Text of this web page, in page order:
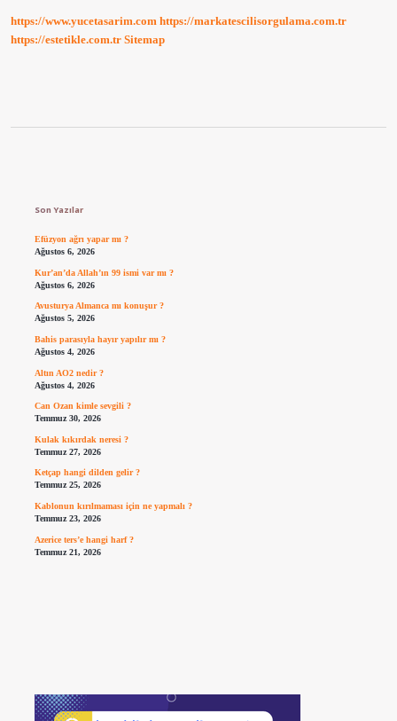
https://www.yucetasarim.com https://markatescilisorgulama.com.tr
https://estetikle.com.tr Sitemap
Son Yazılar
Efüzyon ağrı yapar mı ?
Ağustos 6, 2026
Kur’an’da Allah’ın 99 ismi var mı ?
Ağustos 6, 2026
Avusturya Almanca mı konuşur ?
Ağustos 5, 2026
Bahis parasıyla hayır yapılır mı ?
Ağustos 4, 2026
Altın AO2 nedir ?
Ağustos 4, 2026
Can Ozan kimle sevgili ?
Temmuz 30, 2026
Kulak kıkırdak neresi ?
Temmuz 27, 2026
Ketçap hangi dilden gelir ?
Temmuz 25, 2026
Kablonun kırılmaması için ne yapmalı ?
Temmuz 23, 2026
Azerice ters’e hangi harf ?
Temmuz 21, 2026